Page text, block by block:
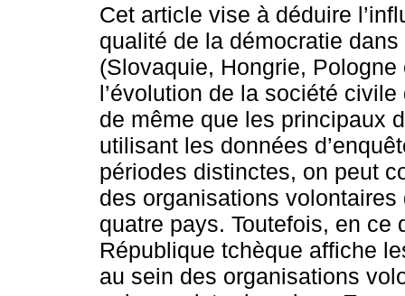
Cet article vise à déduire
qualité de la démocratie
(Slovaquie, Hongrie,
l’évolution de la société
de même que les principaux
utilisant les données
périodes distinctes, on peut
des organisations
quatre pays. Toutefois, en
République tchèque affiche
au sein des organisations